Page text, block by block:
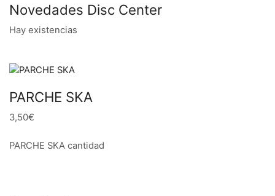
Novedades Disc Center
Hay existencias
PARCHE SKA
3,50€
PARCHE SKA cantidad